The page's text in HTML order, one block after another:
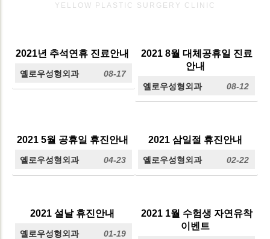
YELLOW PLASTIC SURGERY CLINIC
2021년 추석연휴 진료안내
옐로우성형외과 08-17
2021 8월 대체공휴일 진료
안내
옐로우성형외과 08-12
2021 5월 공휴일 휴진안내
옐로우성형외과 04-23
2021 삼일절 휴진안내
옐로우성형외과 02-22
2021 설날 휴진안내
옐로우성형외과 01-19
2021 1월 수험생 자연유착
이벤트